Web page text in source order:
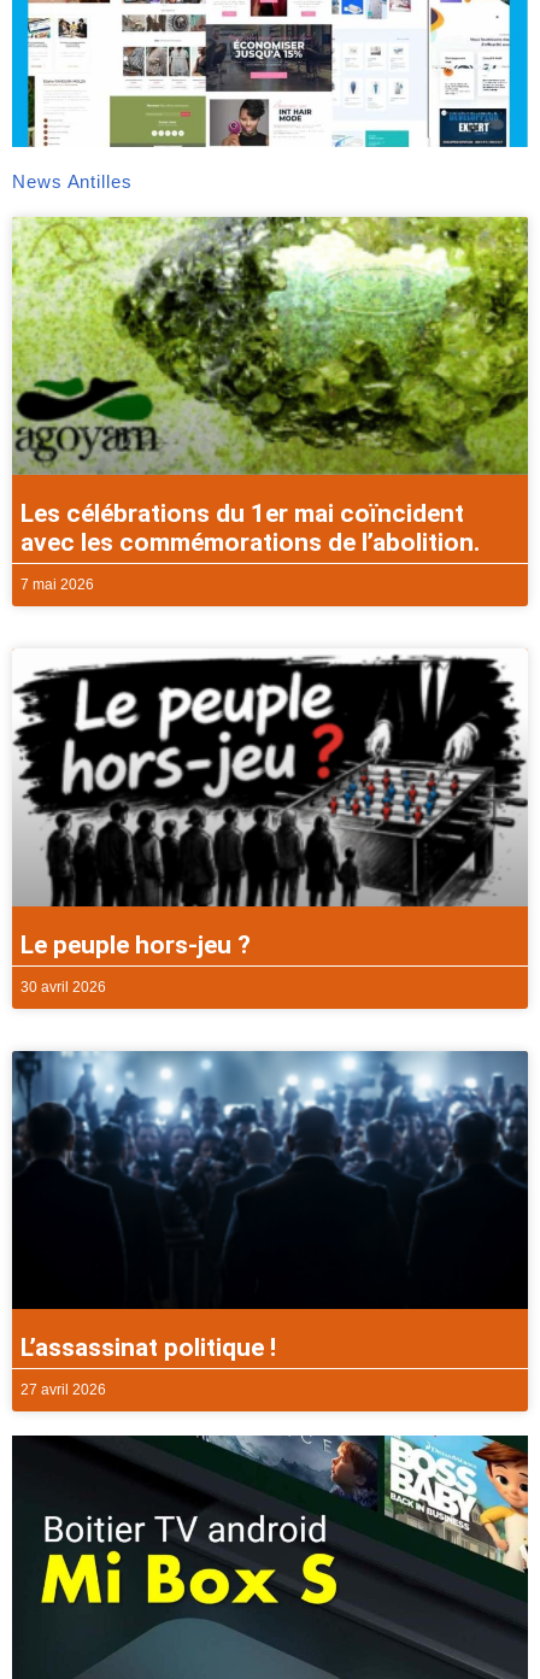
News Antilles
Les célébrations du 1er mai coïncident
avec les commémorations de l’abolition.
7 mai 2026
Le peuple hors-jeu ?
30 avril 2026
L’assassinat politique !
27 avril 2026